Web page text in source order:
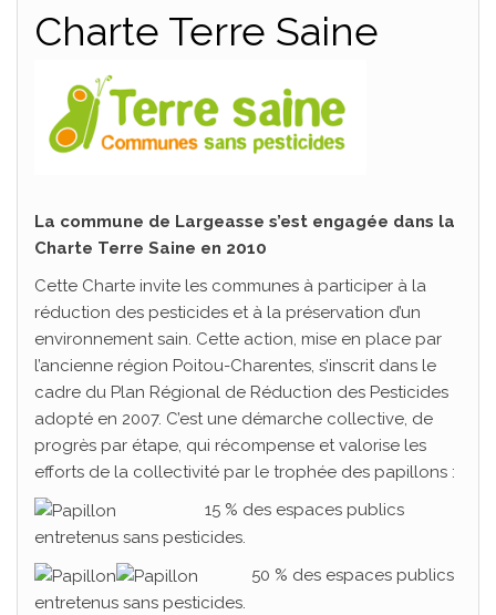
Charte Terre Saine
La commune de Largeasse s’est engagée dans la
Charte Terre Saine en 2010
Cette Charte invite les communes à participer à la
réduction des pesticides et à la préservation d’un
environnement sain. Cette action, mise en place par
l’ancienne région Poitou-Charentes, s’inscrit dans le
cadre du Plan Régional de Réduction des Pesticides
adopté en 2007. C’est une démarche collective, de
progrès par étape, qui récompense et valorise les
efforts de la collectivité par le trophée des papillons :
15 % des espaces publics
entretenus sans pesticides.
50 % des espaces publics
entretenus sans pesticides.